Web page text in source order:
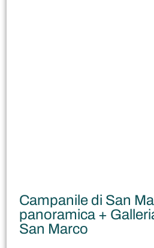
Campanile di San
panoramica +
San Marco